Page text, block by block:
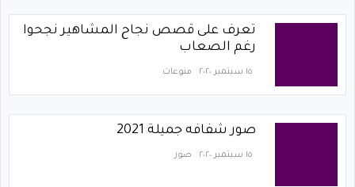
تعرف على قصص نجاح المشاهير نجحوا
رغم الصعاب
١٥ سبتمبر ٢٠٢٠ منوعات
صور شفافه جميلة 2021
١٥ سبتمبر ٢٠٢٠ صور